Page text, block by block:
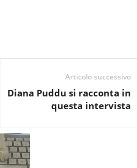
Articolo successivo
Diana Puddu si racconta in
questa intervista